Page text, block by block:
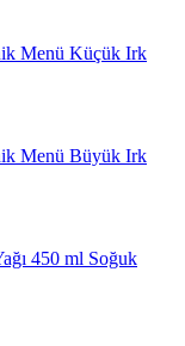
Menü Küçük Irk
Menü Büyük Irk
450 ml Soğuk